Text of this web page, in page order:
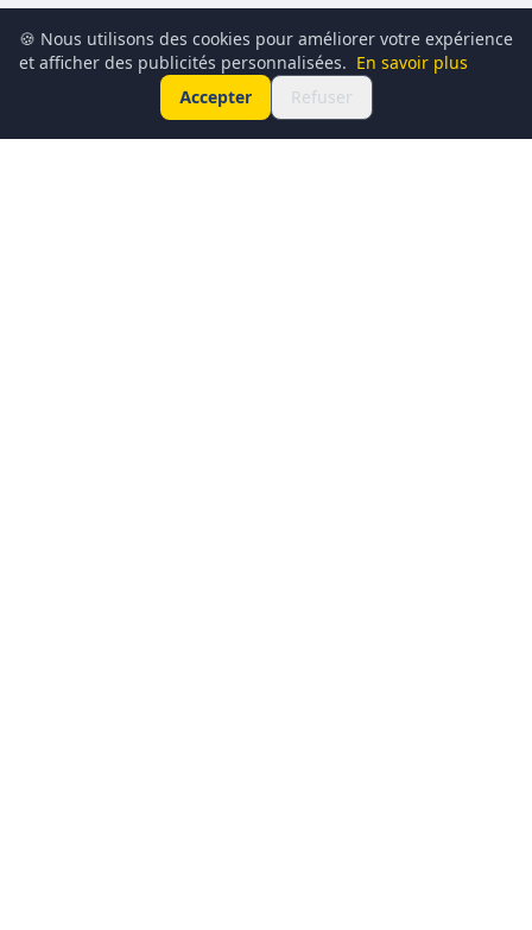
🍪 Nous utilisons des cookies pour améliorer votre expérience
et afficher des publicités personnalisées. En savoir plus
Accepter
Refuser